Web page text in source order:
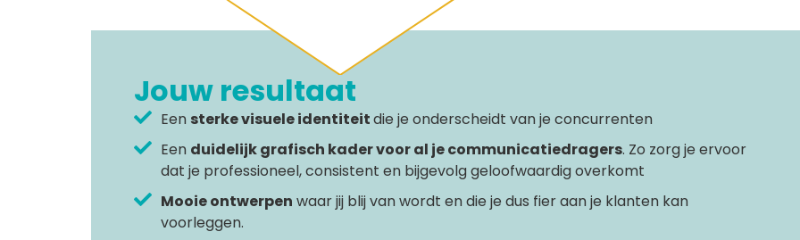
Jouw resultaat
Een sterke visuele identiteitdie je onderscheidt van je concurrenten
Een duidelijk grafisch kader voor al je communicatiedragers. Zo zorg je ervoor
dat je professioneel, consistent en bijgevolg geloofwaardig overkomt
Mooie ontwerpen waar jij blij van wordt en die je dus fier aan je klanten kan
voorleggen.